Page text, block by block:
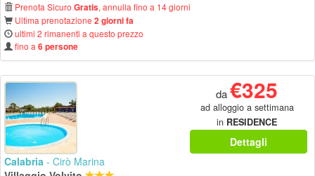
Prenota Sicuro Gratis, annulla fino a 14 giorni
Ultima prenotazione 2 giorni fa
ultimi 2 rimanenti a questo prezzo
fino a 6 persone
da€325
ad alloggio a settimana
in RESIDENCE
Dettagli
Calabria - Cirò Marina